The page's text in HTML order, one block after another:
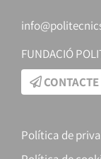
FUNDACIÓ
CONTACTE
Política de